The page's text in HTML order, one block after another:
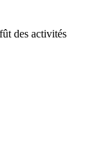
des activités